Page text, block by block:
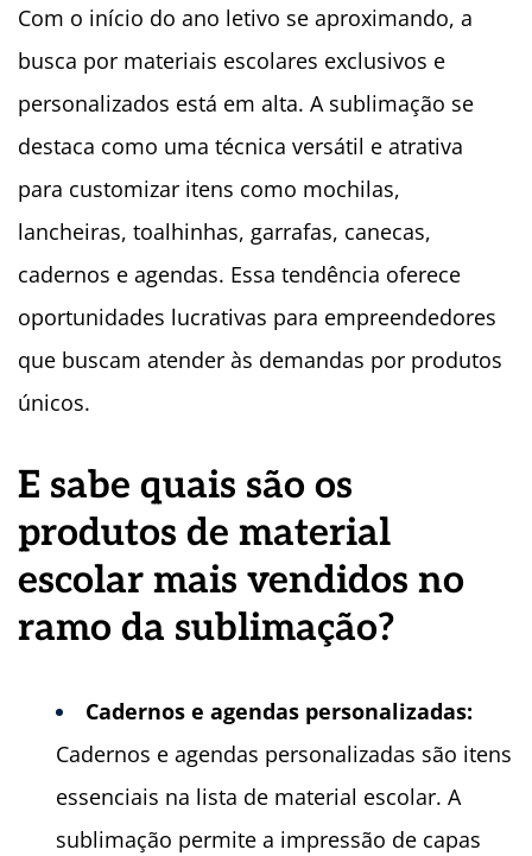
Com o início do ano letivo se aproximando, a
busca por materiais escolares exclusivos e
personalizados está em alta. A sublimação se
destaca como uma técnica versátil e atrativa
para customizar itens como mochilas,
lancheiras, toalhinhas, garrafas, canecas,
cadernos e agendas. Essa tendência oferece
oportunidades lucrativas para empreendedores
que buscam atender às demandas por produtos
únicos.
E sabe quais são os
produtos de material
escolar mais vendidos no
ramo da sublimação?
Cadernos e agendas personalizadas:
Cadernos e agendas personalizadas são itens
essenciais na lista de material escolar. A
sublimação permite a impressão de capas